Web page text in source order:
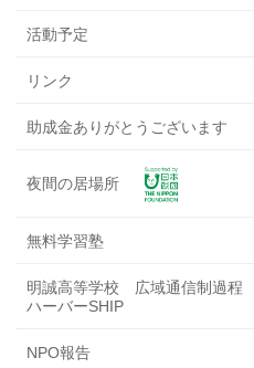
活動予定
リンク
助成金ありがとうございます
夜間の居場所
無料学習塾
明誠高等学校 広域通信
ハーバーSHIP
NPO報告